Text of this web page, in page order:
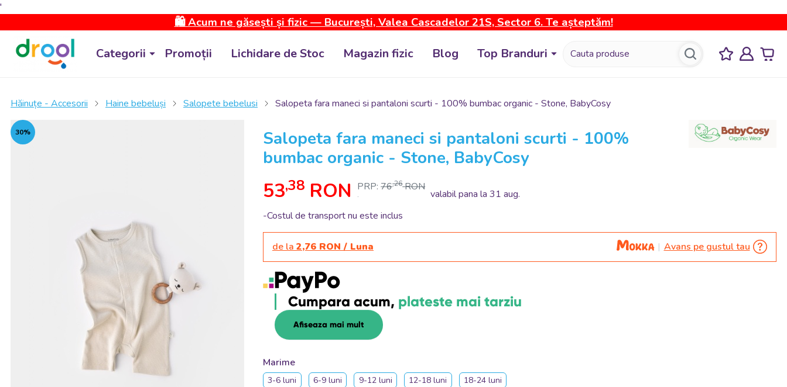
'
🛍️ Acum ne găsești și fizic — București, Valea Cascadelor 21S, Sector 6. Te așteptăm!
Categorii Promoții Lichidare de Stoc Magazin fizic Blog Top Branduri
Hăinuțe - Accesorii Haine bebeluși Salopete bebelusi Salopeta fara maneci si pantaloni scurti - 100% bumbac organic - Stone, BabyCosy
30%
Salopeta fara maneci si pantaloni scurti - 100%
bumbac organic - Stone, BabyCosy
53,38 RON PRP: 76,26 RON
.
valabil pana la 31 aug.
-Costul de transport nu este inclus
de la 2,76 RON / Luna Avans pe gustul tau
Cumpara acum, plateste mai tarziu
Afiseaza mai mult
Marime
3-6 luni 6-9 luni 9-12 luni 12-18 luni 18-24 luni